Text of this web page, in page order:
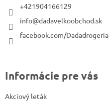
+421904166129
info@dadavelkoobchod.sk
facebook.com/Dadadrogeria
Informácie pre vás
Akciový leták